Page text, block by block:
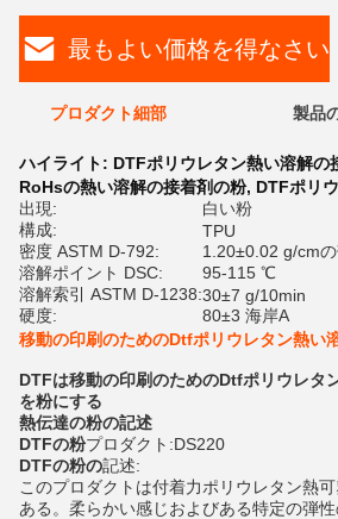
最もよい価格を得なさい
プロダクト細部 製品
ハイライト: DTFポリウレタン熱い溶解の
RoHsの熱い溶解の接着剤の粉, DTFポリ
出現:
白い粉
構成:
TPU
密度 ASTM D-792:
1.20±0.02 g/cmの
溶解ポイント DSC:
95-115 ℃
溶解索引 ASTM D-1238:30±7 g/10min
硬度:
80±3 海岸A
移動の印刷のためのDtfポリウレタン熱い
DTFは移動の印刷のためのDtfポリウレタ
を粉にする
熱伝達の粉の記述
DTFの粉プロダクト:DS220
DTFの粉の記述:
このプロダクトは付着力ポリウレタン熱
ある。柔らかい感じおよびある特定の弾